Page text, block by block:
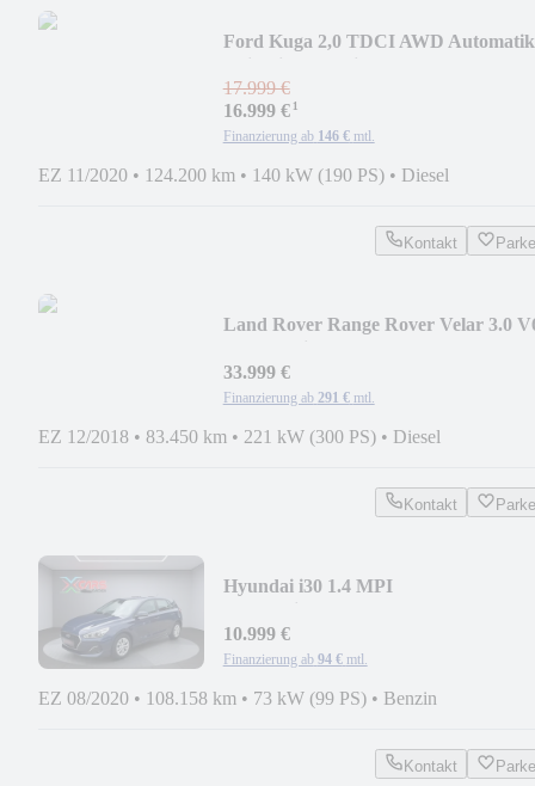
Ford Kuga 2,0 TDCI AWD Automatik
17.999 €
16.999 €¹
Finanzierung ab 146 € mtl.
EZ 11/2020 • 124.200 km • 140 kW (190 PS) • Diesel
Kontakt
Land Rover Range Rover Velar 3.0
33.999 €
Finanzierung ab 291 € mtl.
EZ 12/2018 • 83.450 km • 221 kW (300 PS) • Diesel
Kontakt
Hyundai i30 1.4 MPI
10.999 €
Finanzierung ab 94 € mtl.
EZ 08/2020 • 108.158 km • 73 kW (99 PS) • Benzin
Kontakt